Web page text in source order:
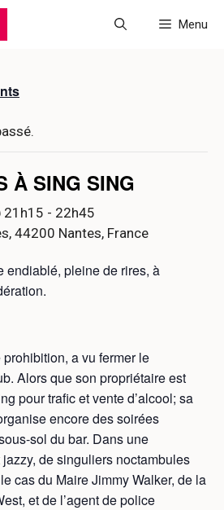
Menu
À SING SING
21h15 - 22h45
44200 Nantes, France
endiablé, pleine de rires, à
prohibition, a vu fermer le
Alors que son propriétaire est
pour trafic et vente d’alcool; sa
encore des soirées
sol du bar. Dans une
de singuliers noctambules
cas du Maire Jimmy Walker, de la
et de l’agent de police